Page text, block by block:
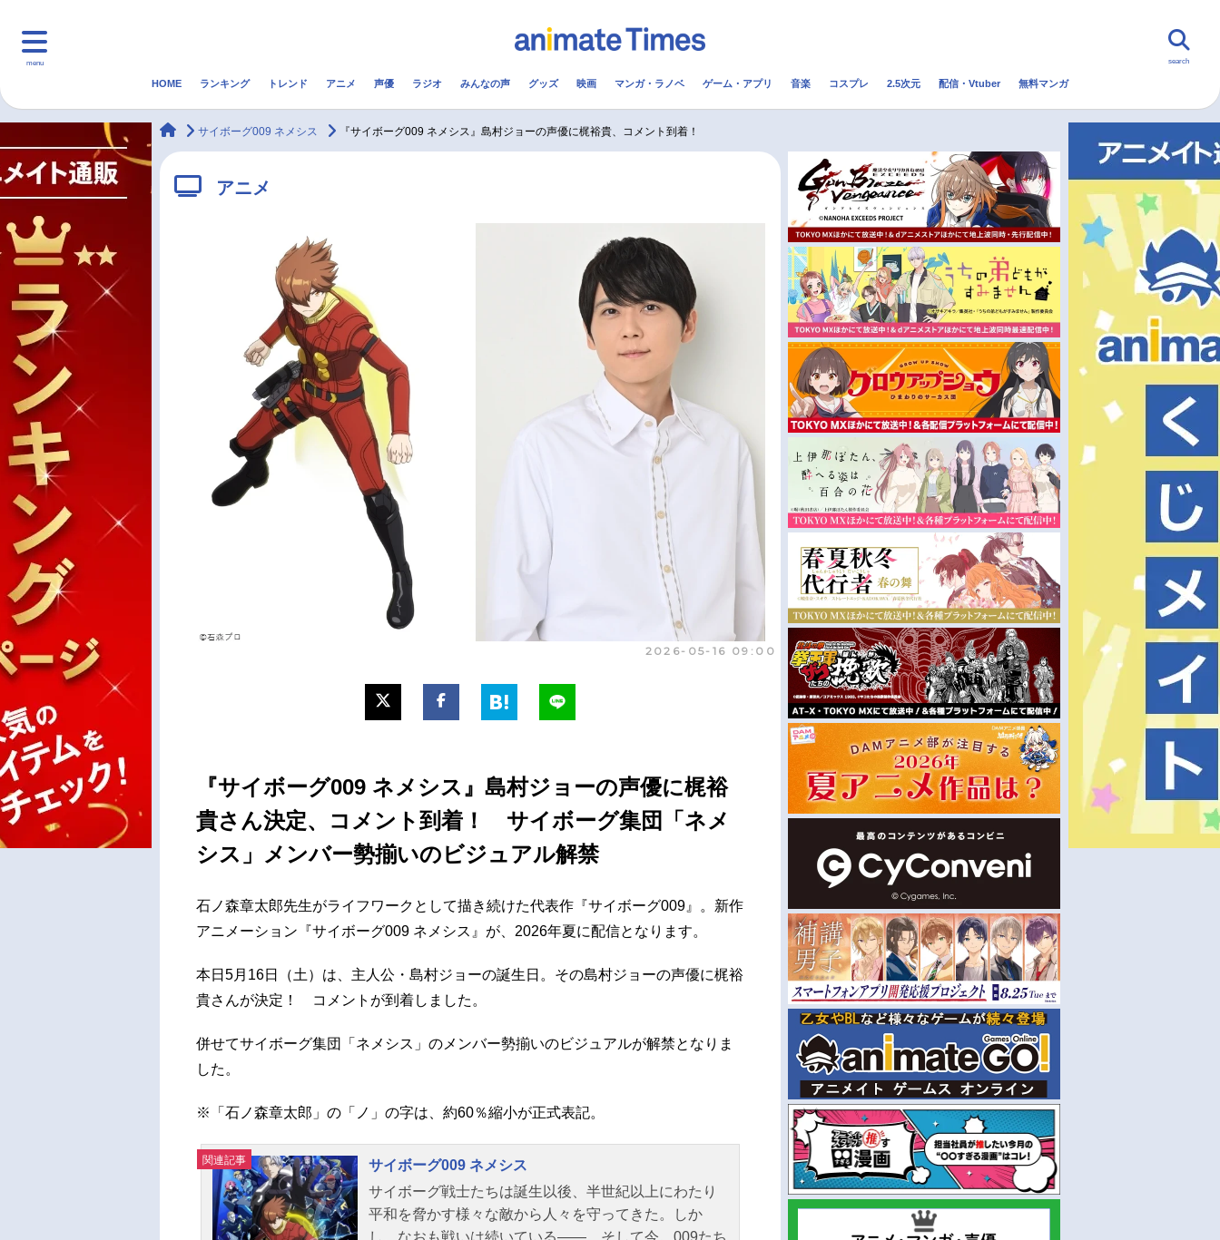
menu
マンガ・ラノベ ゲーム・アプリ 配信・Vtuber トレンド 無料マンガ
アニメ記事一覧
声優記事一覧 男性声優/女性声優一覧
今期アニメ曜日別一覧 秋アニメ
冬アニメ
FOLLOW US
search
HOME ランキング トレンド アニメ 声優 ラジオ みんなの声 グッズ 映画 マンガ・ラノベ ゲーム・アプリ 音楽 コスプレ 2.5次元 配信・Vtuber 無料マンガ
animateTimes
サイボーグ009 ネメシス 『サイボーグ009 ネメシス』島村ジョーの声優に梶裕貴、コメント到着！
アニメ
2026-05-16 09:00
『サイボーグ009 ネメシス』島村ジョーの声優に梶裕
貴さん決定、コメント到着！ サイボーグ集団「ネメ
シス」メンバー勢揃いのビジュアル解禁
石ノ森章太郎先生がライフワークとして描き続けた代表作『サイボーグ009』。新作
アニメーション『サイボーグ009 ネメシス』が、2026年夏に配信となります。
本日5月16日（土）は、主人公・島村ジョーの誕生日。その島村ジョーの声優に梶裕
貴さんが決定！ コメントが到着しました。
併せてサイボーグ集団「ネメシス」のメンバー勢揃いのビジュアルが解禁となりま
した。
※「石ノ森章太郎」の「ノ」の字は、約60％縮小が正式表記。
関連記事
サイボーグ009 ネメシス
サイボーグ戦士たちは誕生以後、半世紀以上にわたり
平和を脅かす様々な敵から人々を守ってきた。しか